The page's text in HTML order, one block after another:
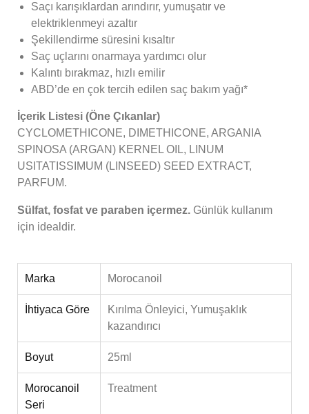
Saçı karışıklardan arındırır, yumuşatır ve
elektriklenmeyi azaltır
Şekillendirme süresini kısaltır
Saç uçlarını onarmaya yardımcı olur
Kalıntı bırakmaz, hızlı emilir
ABD’de en çok tercih edilen saç bakım yağı*
İçerik Listesi (Öne Çıkanlar)
CYCLOMETHICONE, DIMETHICONE, ARGANIA
SPINOSA (ARGAN) KERNEL OIL, LINUM
USITATISSIMUM (LINSEED) SEED EXTRACT,
PARFUM.
Sülfat, fosfat ve paraben içermez. Günlük kullanım
için idealdir.
Marka Morocanoil
İhtiyaca Göre
Kırılma Önleyici, Yumuşaklık
kazandırıcı
Boyut 25ml
Morocanoil
Seri
Treatment